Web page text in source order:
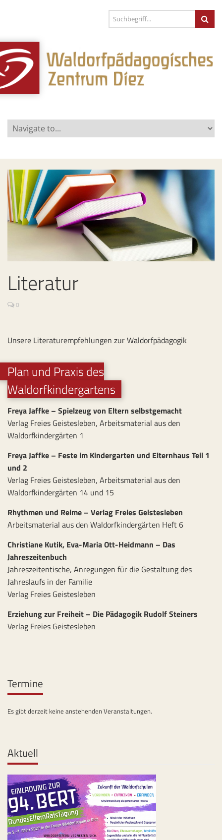
Literatur
0
Unsere Literaturempfehlungen zur Waldorfpädagogik
Plan und Praxis des
Waldorfkindergartens
Freya Jaffke – Spielzeug von Eltern selbstgemacht
Verlag Freies Geistesleben, Arbeitsmaterial aus den
Waldorfkindergärten 1
Freya Jaffke – Feste im Kindergarten und Elternhaus Teil 1
und 2
Verlag Freies Geistesleben, Arbeitsmaterial aus den
Waldorfkindergärten 14 und 15
Rhythmen und Reime – Verlag Freies Geistesleben
Arbeitsmaterial aus den Waldorfkindergärten Heft 6
Christiane Kutik, Eva-Maria Ott-Heidmann – Das
Jahreszeitenbuch
Jahreszeitentische, Anregungen für die Gestaltung des
Jahreslaufs in der Familie
Verlag Freies Geistesleben
Erziehung zur Freiheit – Die Pädagogik Rudolf Steiners
Verlag Freies Geistesleben
Termine
Es gibt derzeit keine anstehenden Veranstaltungen.
Aktuell